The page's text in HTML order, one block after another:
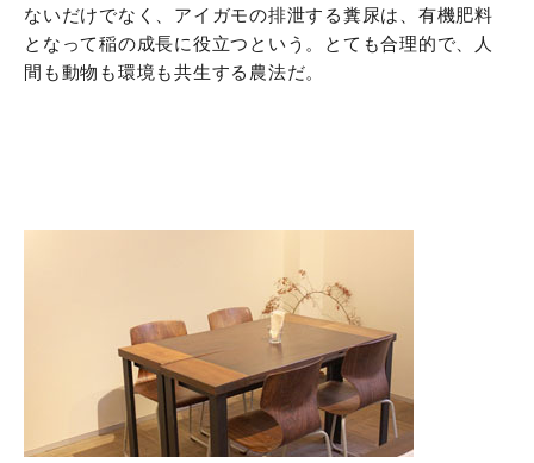
ないだけでなく、アイガモの排泄する糞尿は、有機肥料
となって稲の成長に役立つという。とても合理的で、人
間も動物も環境も共生する農法だ。